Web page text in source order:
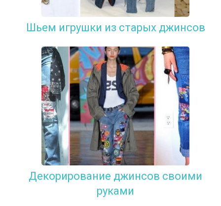
Шьем игрушки из старых джинсов
Декорирование джинсов своими
руками